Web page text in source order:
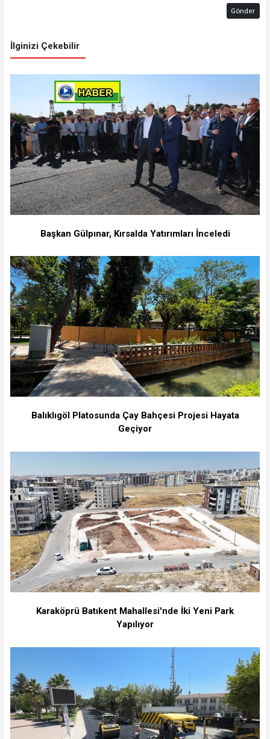
Gönder
İlginizi Çekebilir
Başkan Gülpınar, Kırsalda Yatırımları İnceledi
Balıklıgöl Platosunda Çay Bahçesi Projesi Hayata
Geçiyor
Karaköprü Batıkent Mahallesi'nde İki Yeni Park
Yapılıyor